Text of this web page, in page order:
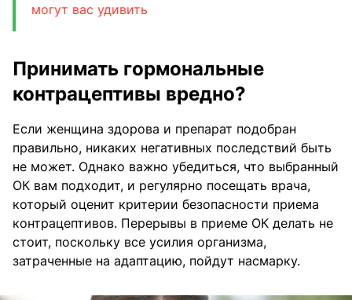
могут вас удивить
Принимать гормональные
контрацептивы вредно?
Если женщина здорова и препарат подобран
правильно, никаких негативных последствий быть
не может. Однако важно убедиться, что выбранный
ОК вам подходит, и регулярно посещать врача,
который оценит критерии безопасности приема
контрацептивов. Перерывы в приеме ОК делать не
стоит, поскольку все усилия организма,
затраченные на адаптацию, пойдут насмарку.